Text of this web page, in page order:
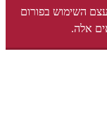
השימוש בפורום
אלה.